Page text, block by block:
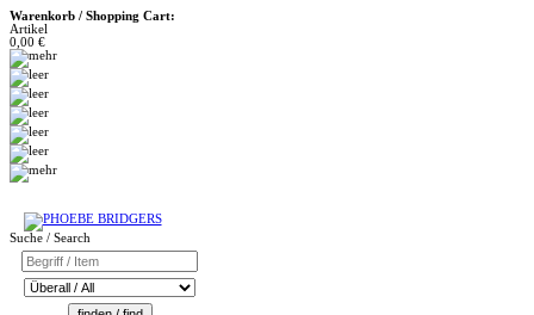
Warenkorb / Shopping Cart:
Artikel
0,00 €
Suche / Search